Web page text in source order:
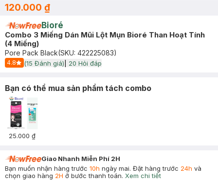
120.000 ₫
Bioré
Combo 3 Miếng Dán Mũi Lột Mụn Bioré Than Hoạt Tính
(4 Miếng)
Pore Pack Black(SKU: 422225083)
4.8
Start Icon
(15 Đánh giá) 20 Hỏi đáp
Bạn có thể mua sản phẩm tách combo
25.000 ₫
Giao Nhanh Miễn Phí 2H
Bạn muốn nhận hàng trước 10h ngày mai. Đặt hàng trước 24h và
chọn giao hàng 2H ở bước thanh toán. Xem chi tiết